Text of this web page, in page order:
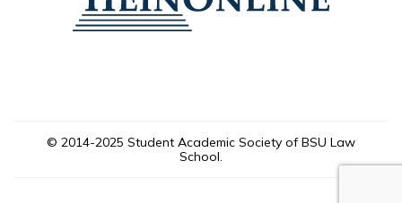
© 2014-2025 Student Academic Society of BSU Law
School.